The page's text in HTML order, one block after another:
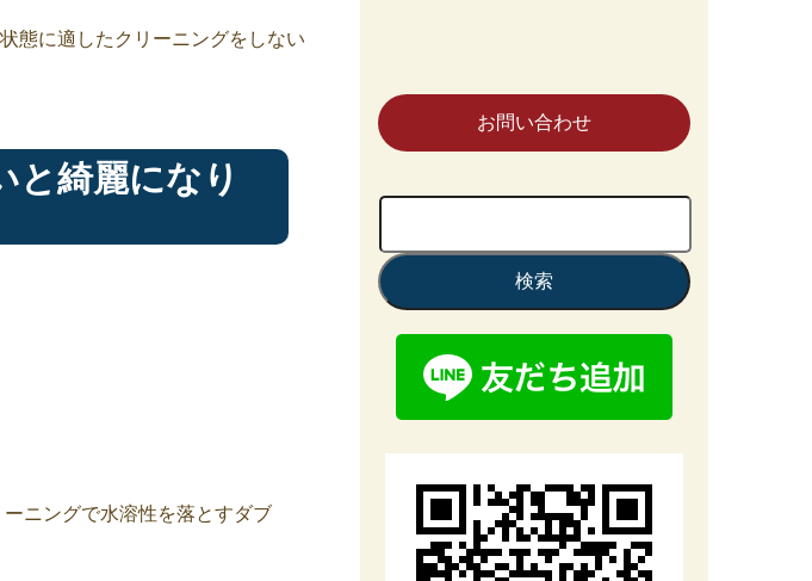
お問い合わせ
索:
態に適したクリーニングをしない
と綺麗になり
ニングで水溶性を落とすダブ